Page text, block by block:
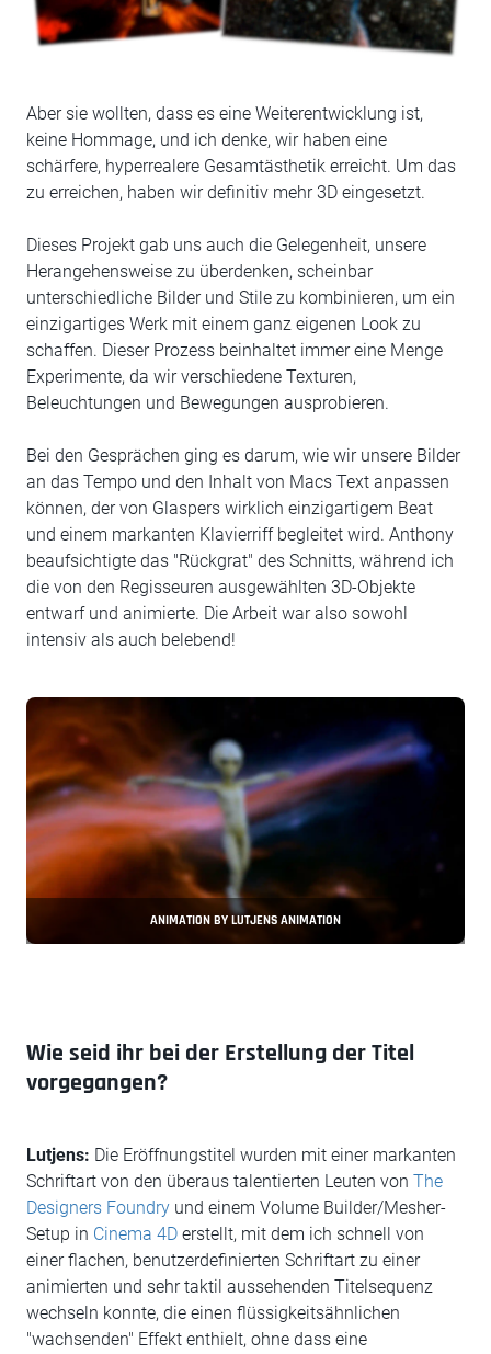
Aber sie wollten, dass es eine Weiterentwicklung ist,
keine Hommage, und ich denke, wir haben eine
schärfere, hyperrealere Gesamtästhetik erreicht. Um das
zu erreichen, haben wir definitiv mehr 3D eingesetzt.
Dieses Projekt gab uns auch die Gelegenheit, unsere
Herangehensweise zu überdenken, scheinbar
unterschiedliche Bilder und Stile zu kombinieren, um ein
einzigartiges Werk mit einem ganz eigenen Look zu
schaffen. Dieser Prozess beinhaltet immer eine Menge
Experimente, da wir verschiedene Texturen,
Beleuchtungen und Bewegungen ausprobieren.
Bei den Gesprächen ging es darum, wie wir unsere Bilder
an das Tempo und den Inhalt von Macs Text anpassen
können, der von Glaspers wirklich einzigartigem Beat
und einem markanten Klavierriff begleitet wird. Anthony
beaufsichtigte das "Rückgrat" des Schnitts, während ich
die von den Regisseuren ausgewählten 3D-Objekte
entwarf und animierte. Die Arbeit war also sowohl
intensiv als auch belebend!
ANIMATION BY LUTJENS ANIMATION
Wie seid ihr bei der Erstellung der Titel
vorgegangen?
Lutjens: Die Eröffnungstitel wurden mit einer markanten
Schriftart von den überaus talentierten Leuten von The
Designers Foundry und einem Volume Builder/Mesher-
Setup in Cinema 4D erstellt, mit dem ich schnell von
einer flachen, benutzerdefinierten Schriftart zu einer
animierten und sehr taktil aussehenden Titelsequenz
wechseln konnte, die einen flüssigkeitsähnlichen
"wachsenden" Effekt enthielt, ohne dass eine